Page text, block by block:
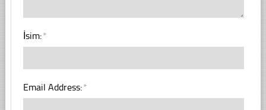
İsim:*
Email Address:*